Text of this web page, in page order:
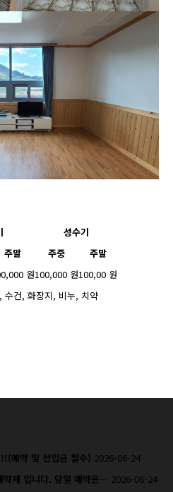
성수기
주말 주중
주말
원100,000 원100,00 원
수건, 화장지, 비누, 치약
예약 및 선입금 필수) 2026-06-24
약제 입니다. 당일 예약은… 2026-06-24